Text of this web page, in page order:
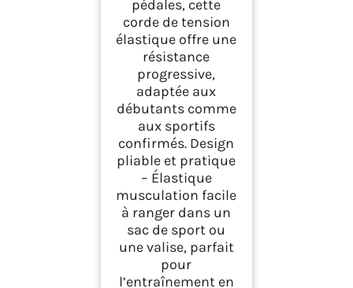
pédales, cette
corde de tension
élastique offre une
résistance
progressive,
adaptée aux
débutants comme
aux sportifs
confirmés. Design
pliable et pratique
– Élastique
musculation facile
à ranger dans un
sac de sport ou
une valise, parfait
pour
l’entraînement en